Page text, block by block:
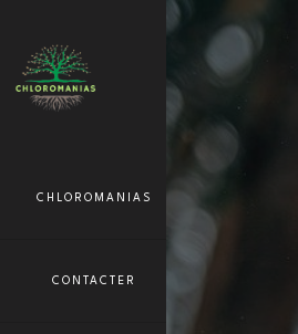
CHLOROMANIAS
CONTACTER